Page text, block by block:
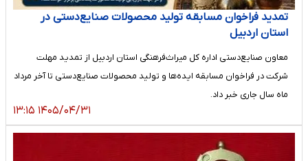
تمدید فراخوان مسابقه تولید محصولات صنایع‌دستی در
استان اردبیل
معاون صنایع‌دستی اداره کل میراث‌فرهنگی استان اردبیل از تمدید مهلت
شرکت در فراخوان مسابقه ایده‌ها و تولید محصولات صنایع‌دستی تا آخر مرداد
ماه سال جاری خبر داد.
۱۴۰۵/۰۴/۳۱ ۱۳:۱۵